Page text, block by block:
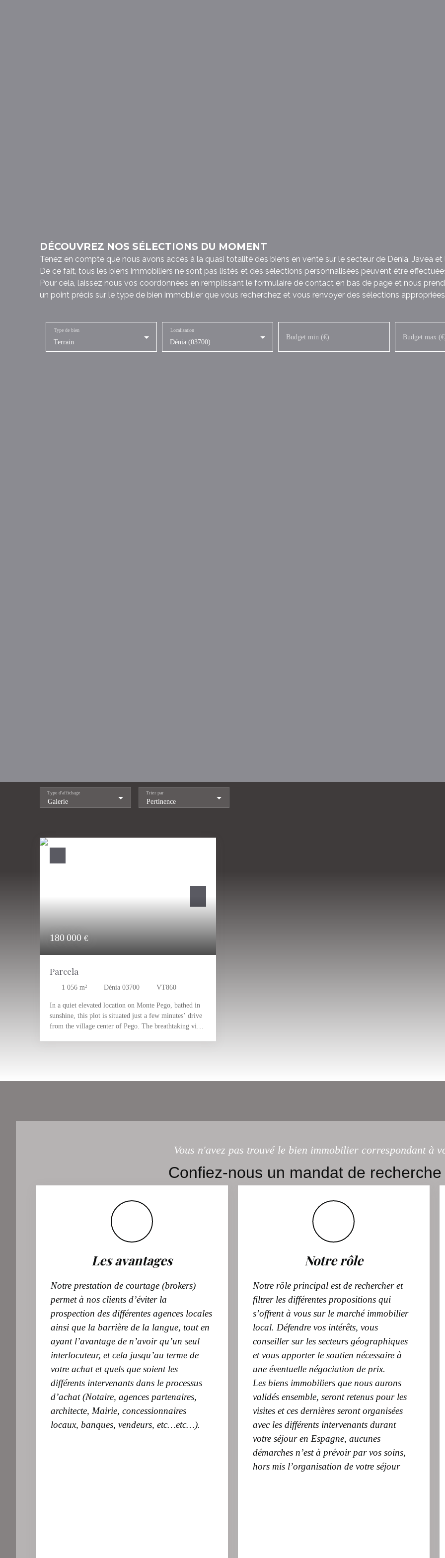
DÉCOUVREZ NOS SÉLECTIONS DU MOMENT
Tenez en compte que nous avons accès à la quasi totalité des biens en vente sur le secteur de Denia, Javea et
De ce fait, tous les biens immobiliers ne sont pas listés et des sélections personnalisées peuvent être
Pour cela, laissez nous vos coordonnées en remplissant le formulaire de contact en bas de page et nous
un point précis sur le type de bien immobilier que vous recherchez et vous renvoyer des sélections
Terrain
Type de bien
Dénia (03700)
Localisation
Budget min (€) Budget max
Galerie
Type d'affichage
Pertinence
Trier par
180 000 €
Parcela
1 056 m² Dénia 03700 VT860
In a quiet elevated location on Monte Pego, bathed in
sunshine, this plot is situated just a few minutes’ drive
from the village center of Pego. The breathtaking view
more information
Vous n'avez pas trouvé le bien immobilier correspondant à
Confiez-nous un mandat de
Les avantages
Notre prestation de courtage (brokers)
permet à nos clients d’éviter la
prospection des différentes agences locales
ainsi que la barrière de la langue, tout en
ayant l’avantage de n’avoir qu’un seul
interlocuteur, et cela jusqu’au terme de
votre achat et quels que soient les
différents intervenants dans le processus
d’achat (Notaire, agences partenaires,
architecte, Mairie, concessionnaires
locaux, banques, vendeurs, etc…etc…).
Notre rôle
Notre rôle principal est de rechercher et
filtrer les différentes propositions qui
s’offrent à vous sur le marché immobilier
local. Défendre vos intérêts, vous
conseiller sur les secteurs géographiques
et vous apporter le soutien nécessaire à
une éventuelle négociation de prix.
Les biens immobiliers que nous aurons
validés ensemble, seront retenus pour les
visites et ces dernières seront organisées
avec les différents intervenants durant
votre séjour en Espagne, aucunes
démarches n’est à prévoir par vos soins,
hors mis l’organisation de votre séjour